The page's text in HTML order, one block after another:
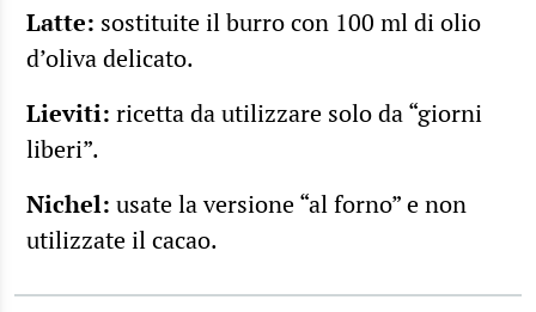
Latte: sostituite il burro con 100 ml di olio
d’oliva delicato.
Lieviti: ricetta da utilizzare solo da “giorni
liberi”.
Nichel: usate la versione “al forno” e non
utilizzate il cacao.